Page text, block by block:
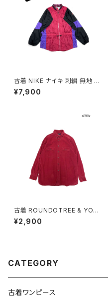
古着 NIKE ナイキ 刺繍 無地 ナ
イロン 長袖 アウター アウトドア
ジャケット ピンク (ttu250816
¥7,900
古着 ROUNDOTREE & YORK
E ラウンドツリーアンドヨーク
前開き 無地 コーデュロイ 長袖
¥2,900
CATEGORY
古着ワンピース